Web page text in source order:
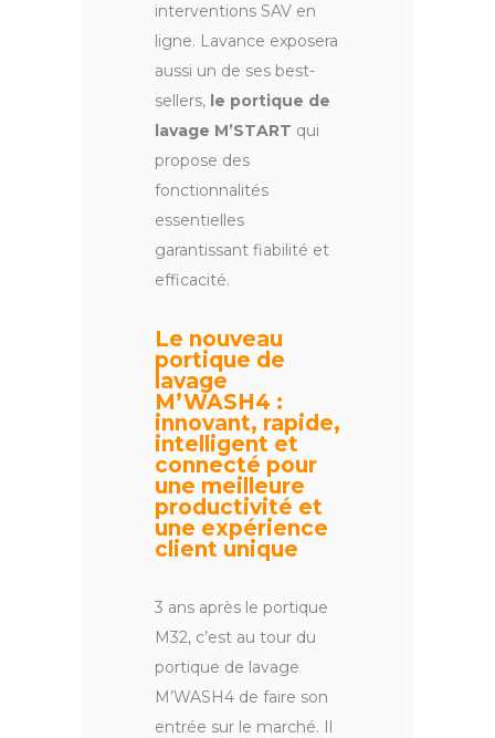
interventions SAV en
ligne. Lavance exposera
aussi un de ses best-
sellers, le portique de
lavage M’START qui
propose des
fonctionnalités
essentielles
garantissant fiabilité et
efficacité.
Le nouveau
portique de
lavage
M’WASH4 :
innovant, rapide,
intelligent et
connecté pour
une meilleure
productivité et
une expérience
client unique
3 ans après le portique
M32, c’est au tour du
portique de lavage
M’WASH4 de faire son
entrée sur le marché. Il